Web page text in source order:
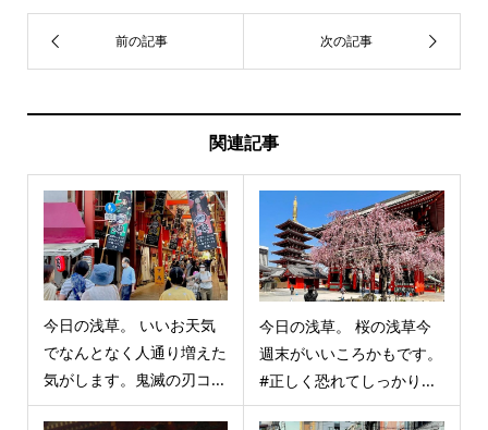
関連記事
今日の浅草。 いいお天気
でなんとなく人通り増えた
気がします。鬼滅の刃コ...
今日の浅草。 桜の浅草今
週末がいいころかもです。
#正しく恐れてしっかり...